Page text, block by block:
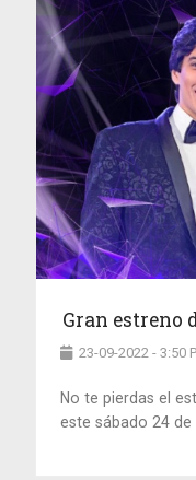
Gran estreno
23-09-2022 - 3:50
No te pierdas el
este sábado 24